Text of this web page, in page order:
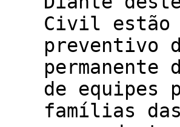
Civil estão
preventivo
de equipes
famílias